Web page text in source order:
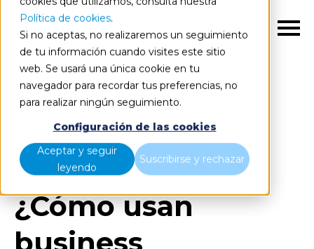
Política de cookies.
Si no aceptas, no realizaremos un seguimiento
de tu información cuando visites este sitio
web. Se usará una única cookie en tu
navegador para recordar tus preferencias, no
para realizar ningún seguimiento.
Configuración de las cookies
Aceptar y seguir
leyendo
Suscribirse y rechazar
ES
¿Cómo usan business intelligence las compañías?
¿Cómo usan